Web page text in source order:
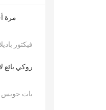
مرة
—— فيكتور
روكي بائع
—— بات جويس